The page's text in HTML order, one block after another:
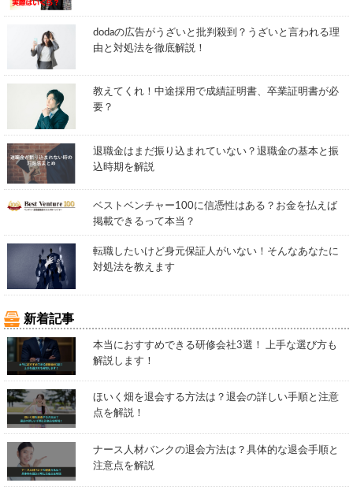
dodaの広告がうざいと批判殺到？うざいと言われる理
由と対処法を徹底解説！
教えてくれ！中途採用で成績証明書、卒業証明書が必
要？
退職金はまだ振り込まれていない？退職金の基本と振
込時期を解説
ベストベンチャー100に信憑性はある？お金を払えば
掲載できるって本当？
転職したいけど身元保証人がいない！そんなあなたに
対処法を教えます
新着記事
本当におすすめできる研修会社3選！ 上手な選び方も
解説します！
ほいく畑を退会する方法は？退会の詳しい手順と注意
点を解説！
ナース人材バンクの退会方法は？具体的な退会手順と
注意点を解説